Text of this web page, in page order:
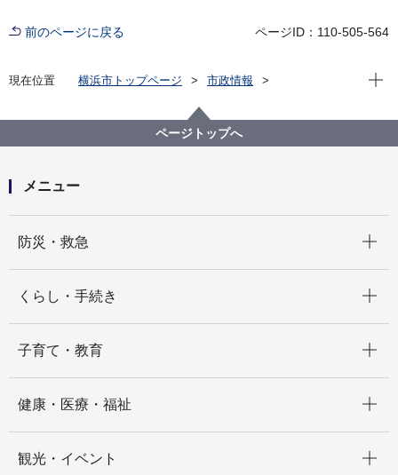
前のページに戻る ページID：110-505-564
現在位置 横浜市トップページ
市政情報
「パウフェクトなせかいをめざそう！」 エシカル消費
ぬりえ第２弾を制作しました
現在
ページトップへ
メニュー
防災・救急
くらし・手続き
子育て・教育
健康・医療・福祉
観光・イベント